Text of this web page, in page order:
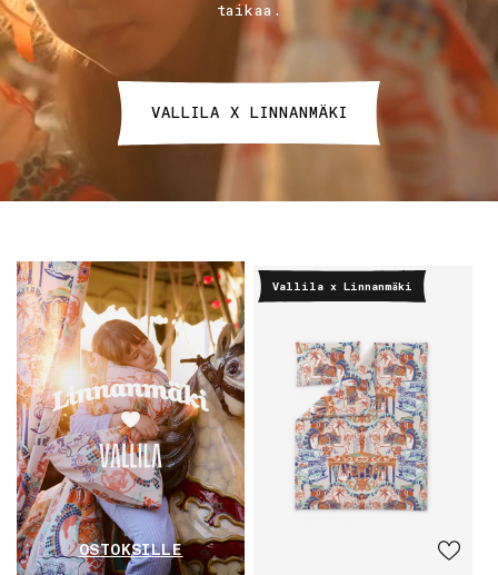
taikaa.
VALLILA X LINNANMÄKI
OSTOKSILLE
Vallila x Linnanmäki